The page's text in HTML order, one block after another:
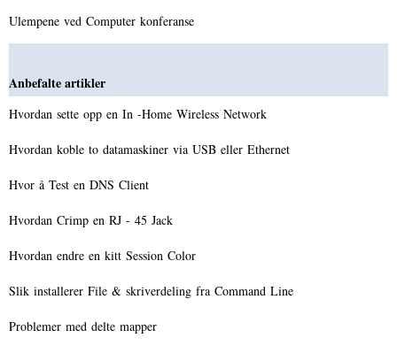
Ulempene ved Computer konferanse
Anbefalte artikler
Hvordan sette opp en In -Home Wireless Network
Hvordan koble to datamaskiner via USB eller Ethernet
Hvor å Test en DNS Client
Hvordan Crimp en RJ - 45 Jack
Hvordan endre en kitt Session Color
Slik installerer File & skriverdeling fra Command Line
Problemer med delte mapper